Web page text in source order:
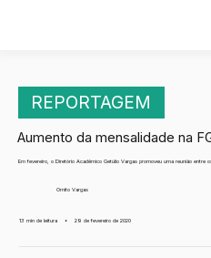
REPORTAGEM
Aumento da mensalidade na
Em fevereiro, o Diretório Acadêmico Getúlio Vargas promoveu uma reunião entre
Ornito Vargas
13 min de leitura • 29 de fevereiro de 2020